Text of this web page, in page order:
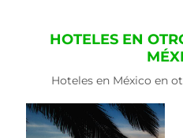
HOTELES EN
Hoteles en México en